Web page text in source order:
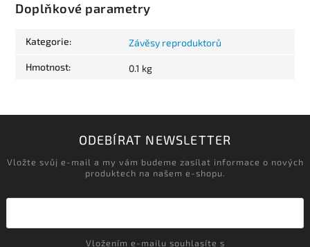
Doplňkové parametry
Kategorie: Závěsy reproduktorů
Hmotnost: 0.1 kg
ODEBÍRAT NEWSLETTER
Vložte svůj e-mail a my vám budeme zasílat informace o nových
produktech na našem e-shopu.